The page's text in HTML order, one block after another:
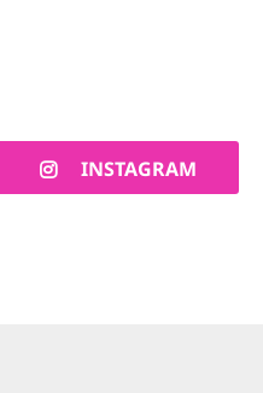
INSTAGRAM